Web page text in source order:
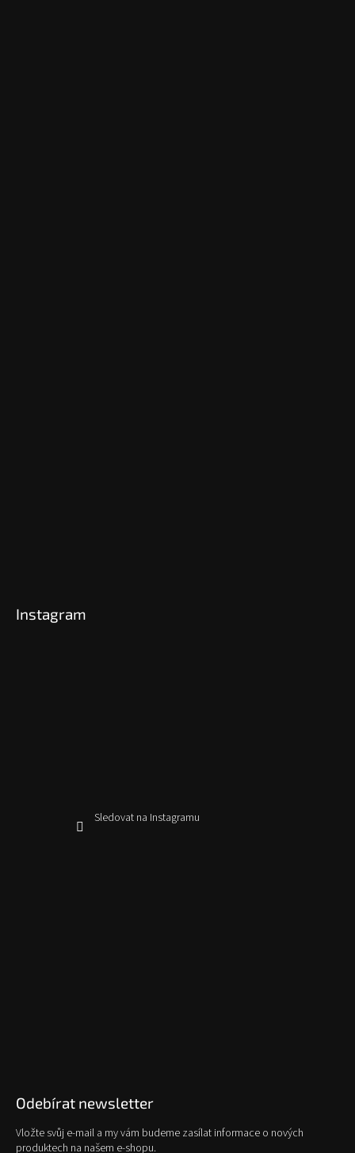
Instagram
Sledovat na Instagramu
Odebírat newsletter
Vložte svůj e-mail a my vám budeme zasílat informace o nových
produktech na našem e-shopu.